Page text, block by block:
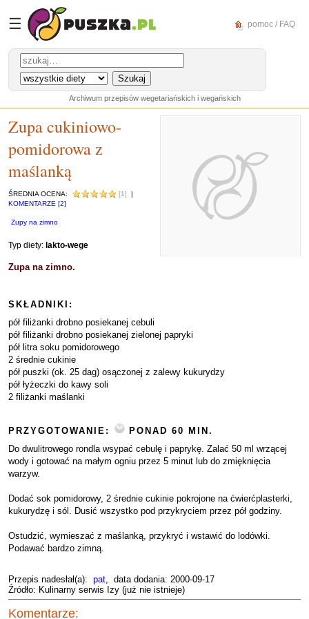
☰ pomoc / FAQ
Archiwum przepisów wegetariańskich i wegańskich
Zupa cukiniowo-
pomidorowa z
maślanką
ŚREDNIA OCENA: [1]
|
KOMENTARZE [2]
Zupy na zimno
Typ diety: lakto-wege
Zupa na zimno.
SKŁADNIKI:
pół filiżanki drobno posiekanej cebuli
pół filiżanki drobno posiekanej zielonej papryki
pół litra soku pomidorowego
2 średnie cukinie
pół puszki (ok. 25 dag) osączonej z zalewy kukurydzy
pół łyżeczki do kawy soli
2 filiżanki maślanki
PRZYGOTOWANIE:
PONAD 60 MIN.
Do dwulitrowego rondla wsypać cebulę i paprykę. Zalać 50 ml wrzącej
wody i gotować na małym ogniu przez 5 minut lub do zmięknięcia
warzyw.
Dodać sok pomidorowy, 2 średnie cukinie pokrojone na ćwierćplasterki,
kukurydzę i sól. Dusić wszystko pod przykryciem przez pół godziny.
Ostudzić, wymieszać z maślanką, przykryć i wstawić do lodówki.
Podawać bardzo zimną.
Przepis nadesłał(a): pat, data dodania: 2000-09-17
Źródło: Kulinarny serwis Izy (już nie istnieje)
Komentarze: